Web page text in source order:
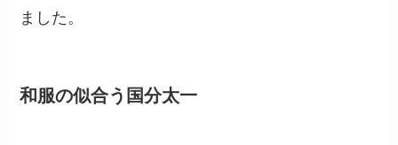
ました。
和服の似合う国分太一